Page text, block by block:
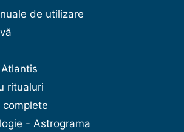
de utilizare
ritualuri
- Astrograma